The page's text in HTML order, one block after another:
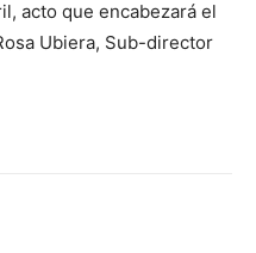
acto que encabezará el
Ubiera, Sub-director